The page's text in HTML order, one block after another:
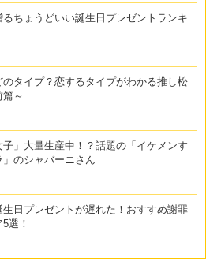
るちょうどいい誕生日プレゼントランキ
のタイプ？恋するタイプがわかる推し松
～
子」大量生産中！？話題の「イケメンす
」のシャバーニさん
生日プレゼントが遅れた！おすすめ謝罪
選！